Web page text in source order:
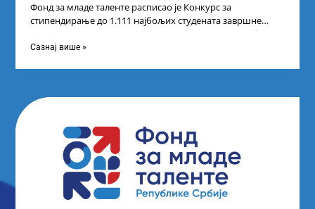
Фонд за младе таленте расписао је Конкурс за
стипендирање до 1.111 најбољих студената завршне
године основних и интегрисаних академских студија
Сазнај више »